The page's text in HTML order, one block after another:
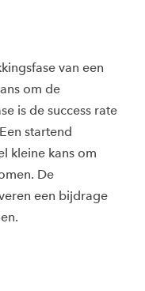
van een
om de
is de success rate
startend
kleine kans om
De
een bijdrage